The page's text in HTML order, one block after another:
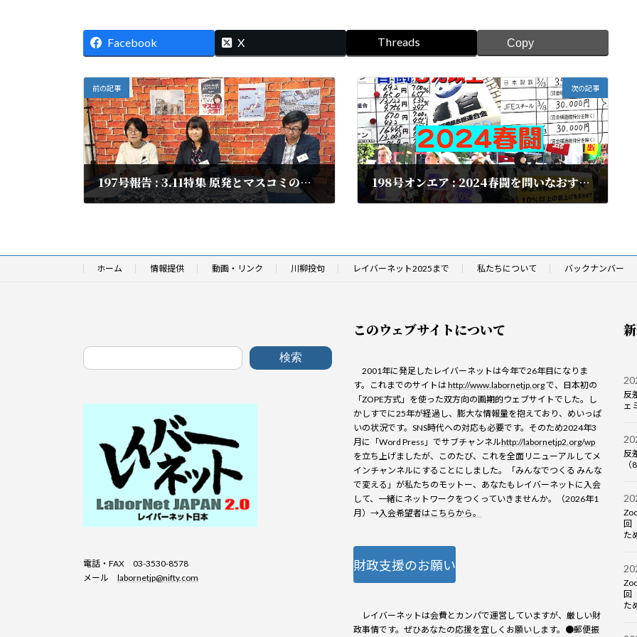
Facebook X Threads Copy
前の記事
197号報告 : 3.11特集 原発とマスコミの大罪
次の記事
198号オンエア : 2024春闘を問いなおす！「連合春闘」「非正規春闘」の現場から
ホーム 情報提供 動画・リンク 川柳投句 レイバーネット2025まで 私たちについて バックナンバー
検索
電話・FAX 03-3530-8578
メール labornetjp@nifty.com
このウェブサイトについて
2001年に発足したレイバーネットは今年で26年目になりま
す。これまでのサイトはhttp://www.labornetjp.orgで、日本初の
「ZOPE方式」を使った双方向の画期的ウェブサイトでした。し
かしすでに25年が経過し、膨大な情報量を抱えており、めいっぱ
いの状況です。SNS時代への対応も必要です。そのため2024年3
月に「Word Press」でサブチャンネルhttp://labornetjp2.org/wp
を立ち上げましたが、このたび、これを全面リニューアルしてメ
インチャンネルにすることにしました。「みんなでつくる みんな
で変える」が私たちのモットー、あなたもレイバーネットに入会
して、一緒にネットワークをつくっていきませんか。（2026年1
月）→入会希望者はこちらから。
財政支援のお願い
レイバーネットは会費とカンパで運営していますが、厳しい財
政事情です。ぜひあなたの応援を宜しくお願いします。●郵便振
反
ェ
反
回
た
回
た